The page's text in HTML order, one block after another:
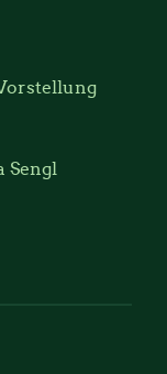
Sengl